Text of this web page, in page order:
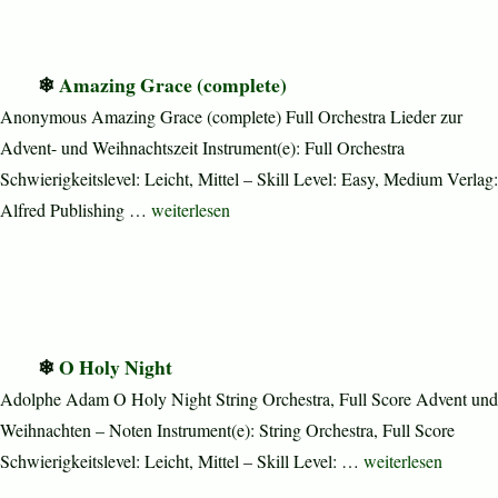
Amazing Grace (complete)
Anonymous Amazing Grace (complete) Full Orchestra Lieder zur
Advent- und Weihnachtszeit Instrument(e): Full Orchestra
Schwierigkeitslevel: Leicht, Mittel – Skill Level: Easy, Medium Verlag:
Alfred Publishing … „Amazing Grace (complete)“
weiterlesen
O Holy Night
Adolphe Adam O Holy Night String Orchestra, Full Score Advent und
Weihnachten – Noten Instrument(e): String Orchestra, Full Score
Schwierigkeitslevel: Leicht, Mittel – Skill Level: … „O Holy Night“
weiterlesen